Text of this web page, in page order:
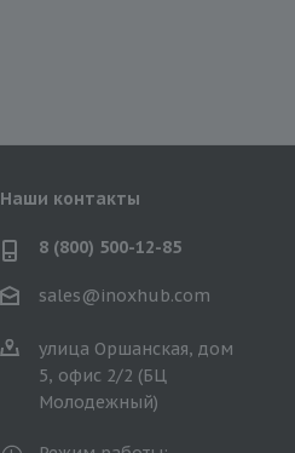
Наши контакты
8 (800) 500-12-85
sales@inoxhub.com
улица Оршанская, дом
5, офис 2/2 (БЦ
Молодежный)